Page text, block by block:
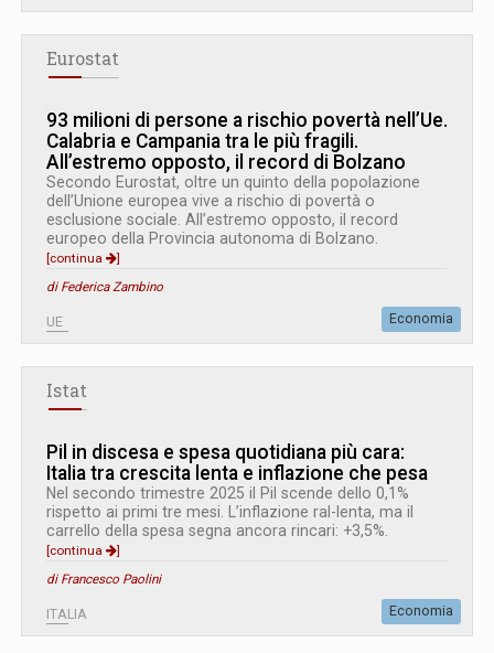
Eurostat
93 milioni di persone a rischio povertà nell’Ue.
Calabria e Campania tra le più fragili.
All’estremo opposto, il record di Bolzano
Secondo Eurostat, oltre un quinto della popolazione
dell’Unione europea vive a rischio di povertà o
esclusione sociale. All’estremo opposto, il record
europeo della Provincia autonoma di Bolzano.
[continua
]
di Federica Zambino
UE Economia
Istat
Pil in discesa e spesa quotidiana più cara:
Italia tra crescita lenta e inflazione che pesa
Nel secondo trimestre 2025 il Pil scende dello 0,1%
rispetto ai primi tre mesi. L’inflazione ral-lenta, ma il
carrello della spesa segna ancora rincari: +3,5%.
[continua
]
di Francesco Paolini
ITALIA Economia